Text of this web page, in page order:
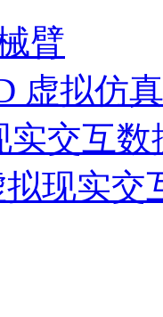
臂
虚拟仿
实交互数
拟现实交